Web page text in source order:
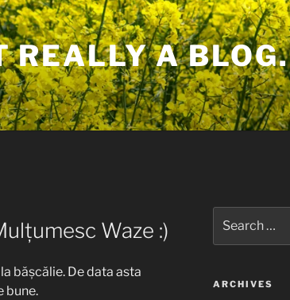
REALLY A BLOG.
Waze :)
bășcălie. De data asta
bune.
for:
ARCHIVES